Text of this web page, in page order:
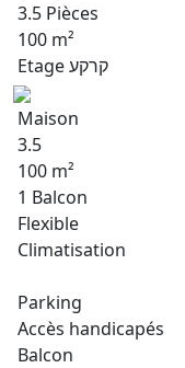
3.5 Pièces
100 m²
Etage קרקע
Maison
3.5
100 m²
1 Balcon
Flexible
Climatisation
Parking
Accès handicapés
Balcon